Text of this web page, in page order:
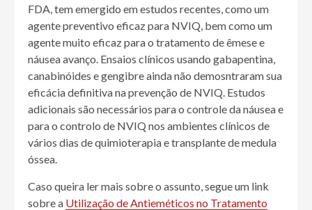
FDA, tem emergido em estudos recentes, como um
agente preventivo eficaz para NVIQ, bem como um
agente muito eficaz para o tratamento de êmese e
náusea avanço. Ensaios clínicos usando gabapentina,
canabinóides e gengibre ainda não demosntraram sua
eficácia definitiva na prevenção de NVIQ. Estudos
adicionais são necessários para o controle da náusea e
para o controlo de NVIQ nos ambientes clínicos de
vários dias de quimioterapia e transplante de medula
óssea.
Caso queira ler mais sobre o assunto, segue um link
sobre a Utilização de Antieméticos no Tratamento